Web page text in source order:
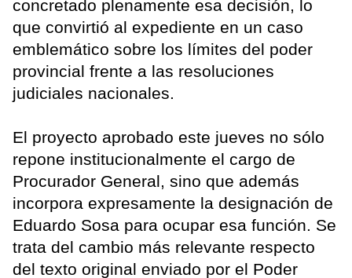
concretado plenamente esa decisión, lo
que convirtió al expediente en un caso
emblemático sobre los límites del poder
provincial frente a las resoluciones
judiciales nacionales.
El proyecto aprobado este jueves no sólo
repone institucionalmente el cargo de
Procurador General, sino que además
incorpora expresamente la designación de
Eduardo Sosa para ocupar esa función. Se
trata del cambio más relevante respecto
del texto original enviado por el Poder